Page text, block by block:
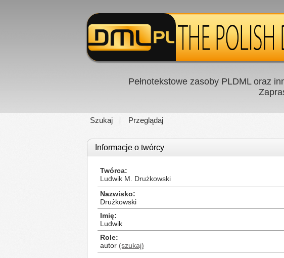
Pełnotekstowe zasoby PLDML oraz
Szukaj Przeglądaj
Informacje o twórcy
Twórca
Ludwik M. Drużkowski
Nazwisko
Drużkowski
Imię
Ludwik
Role
autor (szukaj)